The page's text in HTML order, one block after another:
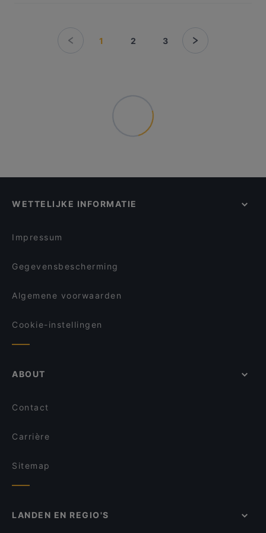
1 2 3
WETTELIJKE INFORMATIE
Impressum
Gegevensbescherming
Algemene voorwaarden
Cookie-instellingen
ABOUT
Contact
Carrière
Sitemap
LANDEN EN REGIO'S